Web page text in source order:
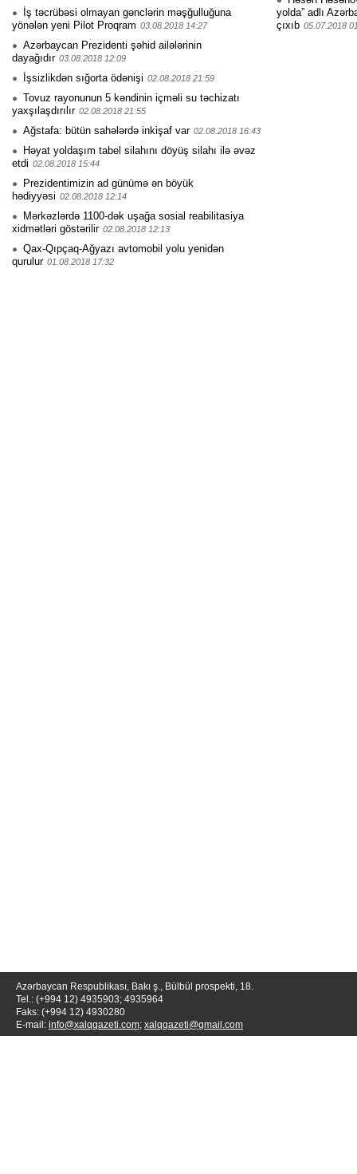
İş təcrübəsi olmayan gənclərin məşğulluğuna
yönələn yeni Pilot Proqram 03.08.2018 14:27
Azərbaycan Prezidenti şəhid ailələrinin
dayağıdır 03.08.2018 12:09
İşsizlikdən sığorta ödənişi 02.08.2018 21:59
Tovuz rayonunun 5 kəndinin içməli su təchizatı
yaxşılaşdırılır 02.08.2018 21:55
Ağstafa: bütün sahələrdə inkişaf var 02.08.2018 16:43
Həyat yoldaşım tabel silahını döyüş silahı ilə əvəz
etdi 02.08.2018 15:44
Prezidentimizin ad günümə ən böyük
hədiyyəsi 02.08.2018 12:14
Mərkəzlərdə 1100-dək uşağa sosial reabilitasiya
xidmətləri göstərilir 02.08.2018 12:13
Qax-Qıpçaq-Ağyazı avtomobil yolu yenidən
qurulur 01.08.2018 17:32
yolda” adlı
çıxıb 05.07.2018
Azərbaycan Respublikası, Bakı ş., Bülbül prospekti, 18.
Tel.: (+994 12) 4935903; 4935964
Faks: (+994 12) 4930280
E-mail: info@xalqqazeti.com; xalqqazeti@gmail.com